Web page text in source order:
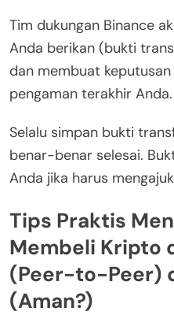
Tim dukungan Binance
Anda berikan (bukti
dan membuat
pengaman terakhir Anda.
Selalu simpan bukti
benar-benar selesai.
Anda jika harus
Tips Praktis
Membeli Kripto
(Peer-to-Peer)
(Aman?)